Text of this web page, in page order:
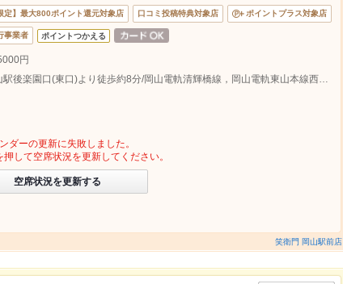
定】最大800ポイント還元対象店 口コミ投稿特典対象店 ポイントプラス対象店
事業者 ポイントつかえる
円
ＪＲ岡山駅後楽園口(東口)より徒歩約8分/岡山電軌清輝橋線，岡山電軌東山本線西川緑道公園駅出口より徒歩約3分
ダーの更新に失敗しました。
して空席状況を更新してください。
空席状況を更新する
笑衛門 岡山駅前店